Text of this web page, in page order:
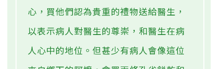
心，買他們認為貴重的禮物送給醫生，
以表示病人對醫生的尊崇，和醫生在病
人心中的地位。但甚少有病人會像這位